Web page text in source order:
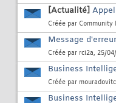
[Actualité]
Créée par Community
Message
Créée par rci2a, 25/
Business
Créée par
Business